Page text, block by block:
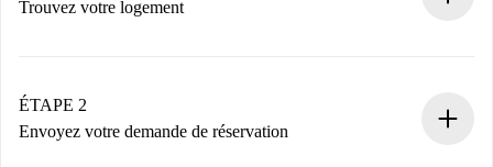
Trouvez votre logement
Vous disposez à l’avance de toutes les informations
nécessaires.
ÉTAPE 2
Envoyez votre demande de réservation